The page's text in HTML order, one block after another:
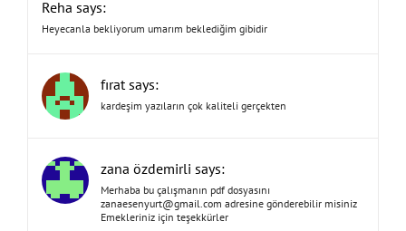
Reha says:
Heyecanla bekliyorum umarım beklediğim gibidir
fırat says:
kardeşim yazıların çok kaliteli gerçekten
zana özdemirli says:
Merhaba bu çalışmanın pdf dosyasını
zanaesenyurt@gmail.com adresine gönderebilir misiniz
Emekleriniz için teşekkürler